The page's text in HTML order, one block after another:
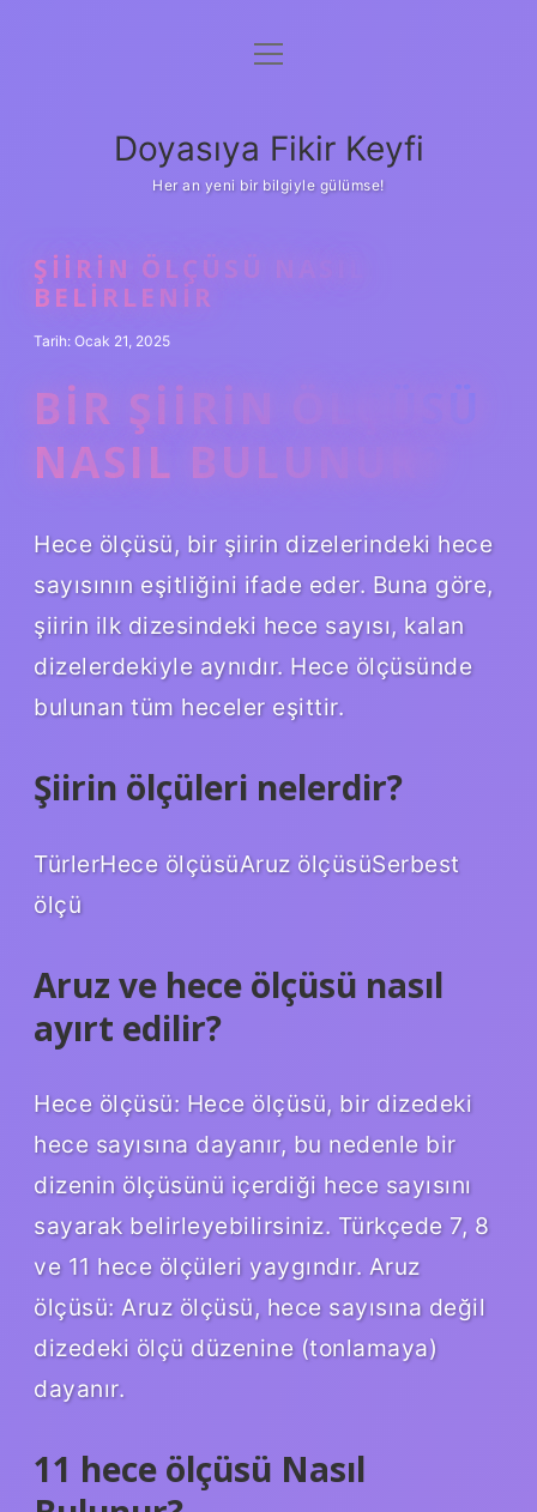
Anasayfa
Yasal Uyarı
menüyü
Doyasıya Fikir Keyfi
Her an yeni bir bilgiyle gülümse!
ŞIIRIN ÖLÇÜSÜ NASIL
BELIRLENIR
Tarih: Ocak 21, 2025
BIR ŞIIRIN ÖLÇÜSÜ
NASIL BULUNUR?
Hece ölçüsü, bir şiirin dizelerindeki hece
sayısının eşitliğini ifade eder. Buna göre,
şiirin ilk dizesindeki hece sayısı, kalan
dizelerdekiyle aynıdır. Hece ölçüsünde
bulunan tüm heceler eşittir.
Şiirin ölçüleri nelerdir?
TürlerHece ölçüsüAruz ölçüsüSerbest
ölçü
Aruz ve hece ölçüsü nasıl
ayırt edilir?
Hece ölçüsü: Hece ölçüsü, bir dizedeki
hece sayısına dayanır, bu nedenle bir
dizenin ölçüsünü içerdiği hece sayısını
sayarak belirleyebilirsiniz. Türkçede 7, 8
ve 11 hece ölçüleri yaygındır. Aruz
ölçüsü: Aruz ölçüsü, hece sayısına değil
dizedeki ölçü düzenine (tonlamaya)
dayanır.
11 hece ölçüsü Nasıl